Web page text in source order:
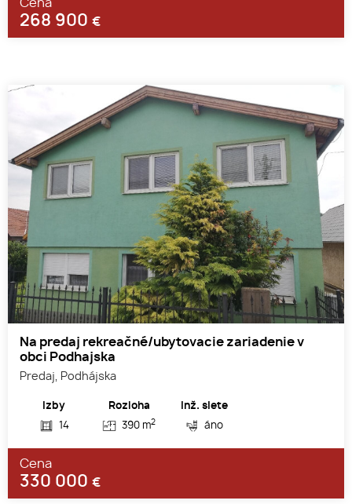
Cena
268 900 €
Na predaj rekreačné/ubytovacie zariadenie v
obci Podhajska
Predaj, Podhájska
Izby
14
Rozloha
390 m2
Inž. siete
áno
Cena
330 000 €